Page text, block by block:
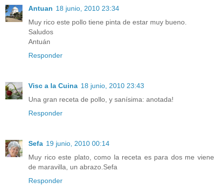
Antuan 18 junio, 2010 23:34
Muy rico este pollo tiene pinta de estar muy bueno.
Saludos
Antuán
Responder
Visc a la Cuina 18 junio, 2010 23:43
Una gran receta de pollo, y sanísima: anotada!
Responder
Sefa 19 junio, 2010 00:14
Muy rico este plato, como la receta es para dos me viene
de maravilla, un abrazo.Sefa
Responder